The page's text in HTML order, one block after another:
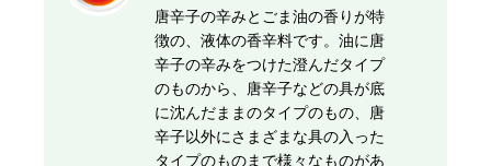
唐辛子の辛みとごま油の香りが特
徴の、液体の香辛料です。油に唐
辛子の辛みをつけた澄んだタイプ
のものから、唐辛子などの具が底
に沈んだままのタイプのもの、唐
辛子以外にさまざまな具の入った
タイプのものまで様々なものがあ